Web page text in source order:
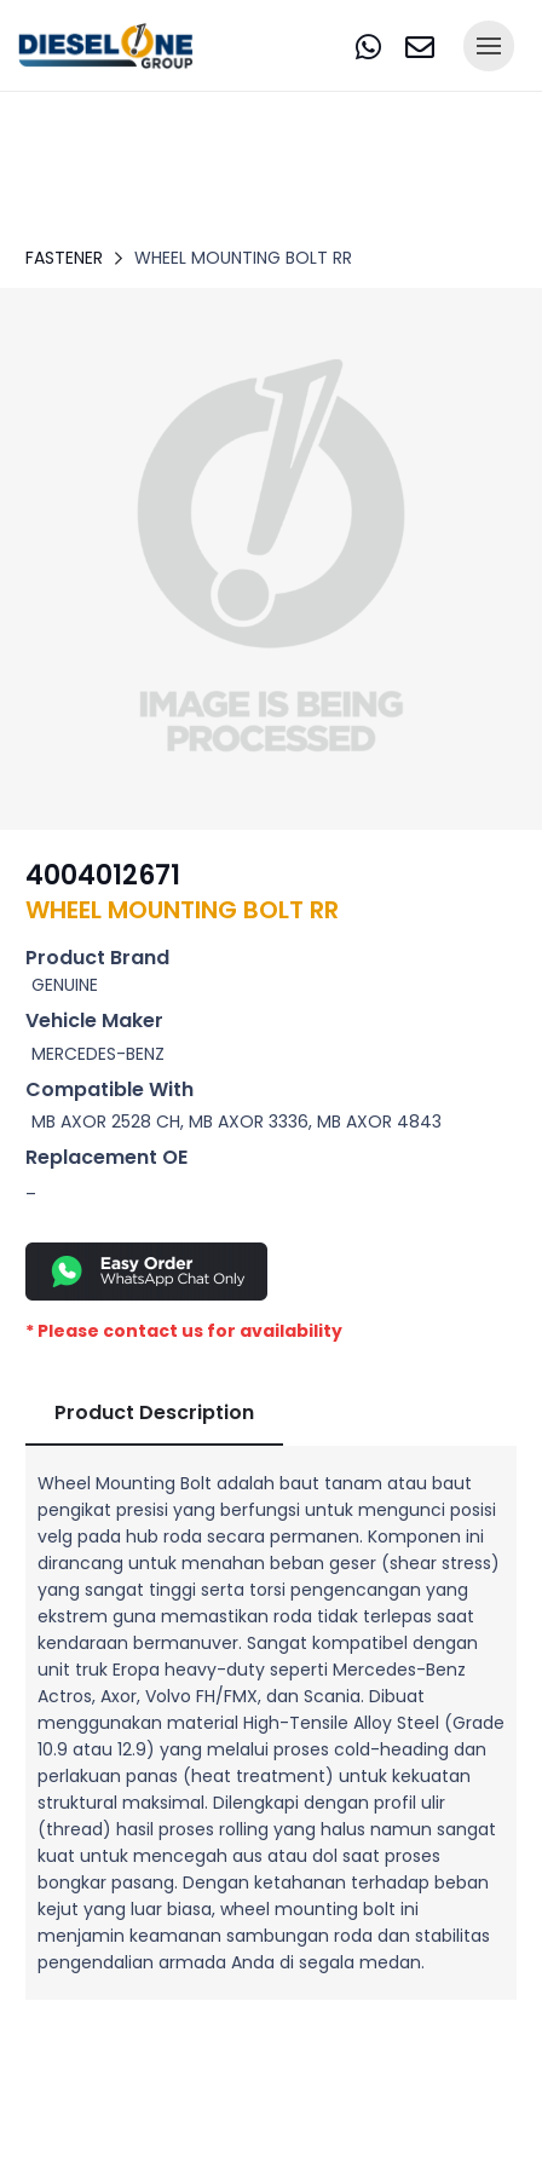
FASTENER WHEEL MOUNTING BOLT RR
4004012671
WHEEL MOUNTING BOLT RR
Product Brand
GENUINE
Vehicle Maker
MERCEDES-BENZ
Compatible With
MB AXOR 2528 CH, MB AXOR 3336, MB AXOR 4843
Replacement OE
–
* Please contact us for availability
Product Description
Wheel Mounting Bolt adalah baut tanam atau baut
pengikat presisi yang berfungsi untuk mengunci posisi
velg pada hub roda secara permanen. Komponen ini
dirancang untuk menahan beban geser (shear stress)
yang sangat tinggi serta torsi pengencangan yang
ekstrem guna memastikan roda tidak terlepas saat
kendaraan bermanuver. Sangat kompatibel dengan
unit truk Eropa heavy-duty seperti Mercedes-Benz
Actros, Axor, Volvo FH/FMX, dan Scania. Dibuat
menggunakan material High-Tensile Alloy Steel (Grade
10.9 atau 12.9) yang melalui proses cold-heading dan
perlakuan panas (heat treatment) untuk kekuatan
struktural maksimal. Dilengkapi dengan profil ulir
(thread) hasil proses rolling yang halus namun sangat
kuat untuk mencegah aus atau dol saat proses
bongkar pasang. Dengan ketahanan terhadap beban
kejut yang luar biasa, wheel mounting bolt ini
menjamin keamanan sambungan roda dan stabilitas
pengendalian armada Anda di segala medan.